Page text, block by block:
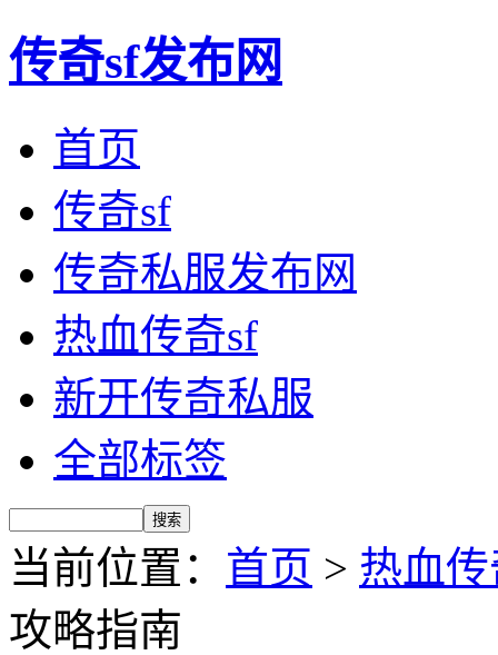
传奇sf发布网
首页
传奇sf
传奇私服发布网
热血传奇sf
新开传奇私服
全部标签
当前位置： 首页 > 热血
攻略指南